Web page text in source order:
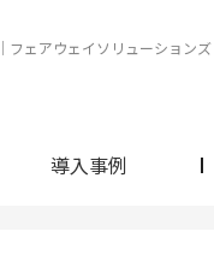
フェアウェイソリューションズ
導入事例